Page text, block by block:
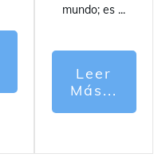
mundo; es ...
Leer
Más...